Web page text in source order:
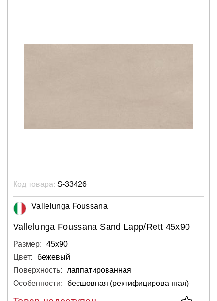
Код товара: S-33426
Vallelunga Foussana
Vallelunga Foussana Sand Lapp/Rett 45x90
Размер:
45х90
Цвет:
бежевый
Поверхность:
лаппатированная
Особенности:
бесшовная (ректифицированная)